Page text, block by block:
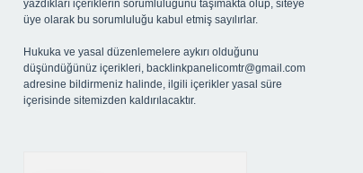
yazdıkları içeriklerin sorumluluğunu taşımakta olup, siteye
üye olarak bu sorumluluğu kabul etmiş sayılırlar.
Hukuka ve yasal düzenlemelere aykırı olduğunu
düşündüğünüz içerikleri, backlinkpanelicomtr@gmail.com
adresine bildirmeniz halinde, ilgili içerikler yasal süre
içerisinde sitemizden kaldırılacaktır.